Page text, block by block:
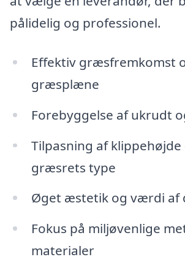
pålidelig og professionel.
Effektiv græsfremkomst
græsplæne
Forebyggelse af ukrudt
Tilpasning af
græsrets type
Øget æstetik og værdi af
Fokus på miljøvenlige
materialer